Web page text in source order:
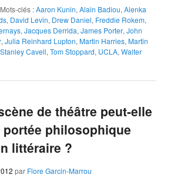
Mots-clés :Aaron Kunin, Alain Badiou, Alenka
, David Levin, Drew Daniel, Freddie Rokem,
, Jacques Derrida, James Porter, John
, Julia Reinhard Lupton, Martin Harries, Martin
Stanley Cavell, Tom Stoppard, UCLA, Walter
de théâtre peut-elle
philosophique
littéraire ?
par Flore Garcin-Marrou